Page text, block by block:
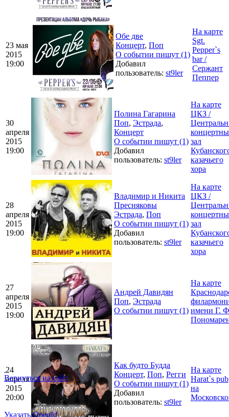
Вернуться на сайт
Указать OpenId
23 мая
2015
19:00
Обе две
Концерт, Поп
О событии пишут (1)
Добавил
пользователь: st9ler
На карте
Sgt.
Pepper`s
bar /
Сержант
Пеппер
30
апреля
2015
19:00
Полина Гагарина
Поп, Эстрада,
Концерт
О событии пишут (1)
Добавил
пользователь: st9ler
На карте
ЦКЗ /
зал
казачьего
хора
28
апреля
2015
19:00
Владимир и Никита
Пресняковы
Эстрада, Поп
О событии пишут (1)
Добавил
пользователь: st9ler
На карте
ЦКЗ /
зал
казачьего
хора
27
апреля
2015
19:00
Андрей Давидян
Поп, Эстрада
О событии пишут (1)
На карте
имени Г.
24
апреля
2015
20:00
Как будто Будда
Концерт, Поп, Регги
О событии пишут (1)
Добавил
пользователь: st9ler
На карте
Harat`s pub
на